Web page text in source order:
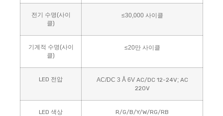
전기 수명(사이
클)
≤30,000 사이클
기계적 수명(사이
클)
≤20만 사이클
LED 전압 AC/DC 3 Å 6V AC/DC 12-24V; AC
220V
LED 색상 R/G/B/Y/W/RG/RB